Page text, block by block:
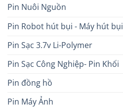
Pin Nuôi Nguồn
Pin Robot hút bụi - Máy hút bụi
Pin Sạc 3.7v Li-Polymer
Pin Sạc Công Nghiệp- Pin Khối
Pin đồng hồ
Pin Máy Ảnh